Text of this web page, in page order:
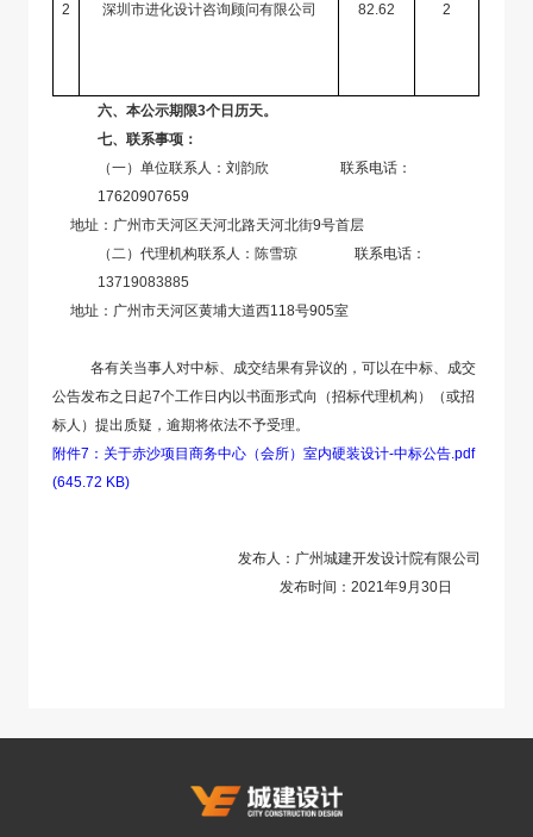
2 深圳市进化设计咨询顾问有限公司 82.62 2
六、本公示期限3个日历天。
七、联系事项：
（一） 单位联系人：刘韵欣 联系电话：
17620907659
地址：广州市天河区天河北路天河北街9号首层
（二） 代理机构联系人： 陈雪琼
联系电话：
13719083885
地址：广州市天河区黄埔大道西118号905室
各有关当事人对中标、成交结果有异议的，可以在中标、成交
公告发布之日起7个工作日内以书面形式向（招标代理机构）（或招
标人）提出质疑，逾期将依法不予受理。
附件7：关于赤沙项目商务中心（会所）室内硬装设计-中标公告.pdf
(645.72 KB)
发布人：广州城建开发设计院有限公司
发布时间：2021年9月30日